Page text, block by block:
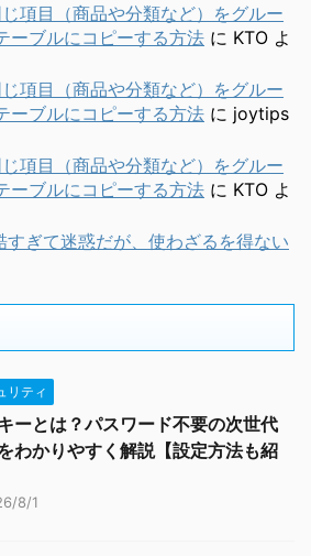
項目（商品や分類など）をグルー
ーブルにコピーする方法 に KTO よ
項目（商品や分類など）をグルー
ーブルにコピーする方法 に joytips
項目（商品や分類など）をグルー
ーブルにコピーする方法 に KTO よ
ぎて迷惑だが、使わざるを得ない
リティ
ーとは？パスワード不要の次世代
わかりやすく解説【設定方法も紹
8/1